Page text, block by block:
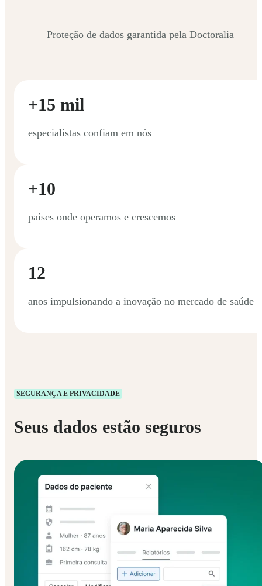
Proteção de dados garantida pela Doctoralia
+15 mil
especialistas confiam em nós
+10
países onde operamos e crescemos
12
anos impulsionando a inovação no mercado de saúde
SEGURANÇA E PRIVACIDADE
Seus dados estão seguros